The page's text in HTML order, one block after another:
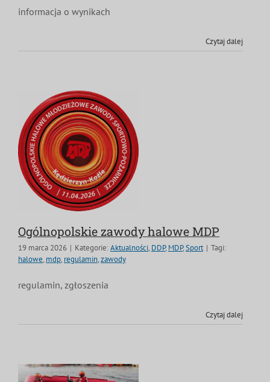
Symbole
Media
MDP i DDP
OTWP
Kultura
Orkiestry
Sport
Historia
Projekty
System OSP
Sklep
100-lecie
informacja o wynikach
Czytaj dalej
Ogólnopolskie zawody halowe MDP
19 marca 2026 | Kategorie:Aktualności, DDP, MDP,Sport | Tagi:
halowe, mdp, regulamin,zawody
regulamin, zgłoszenia
Czytaj dalej